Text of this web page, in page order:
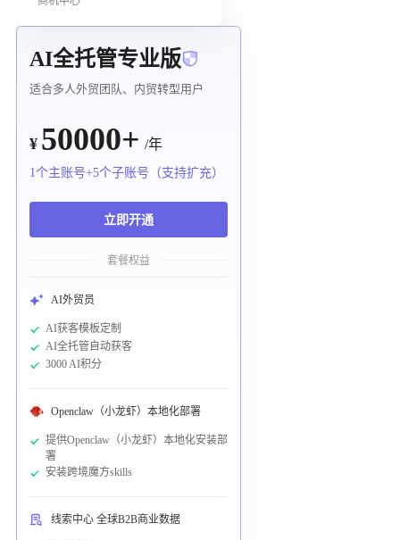
AI全托管专业版
适合多人外贸团队、内贸转型用户
¥ 50000+ /年
1个主账号+5个子账号（支持扩充）
立即开通
套餐权益
AI外贸员
AI获客模板定制
AI全托管自动获客
3000 AI积分
Openclaw（小龙虾）本地化部署
提供Openclaw（小龙虾）本地化安装部
署
安装跨境魔方skills
线索中心 全球B2B商业数据